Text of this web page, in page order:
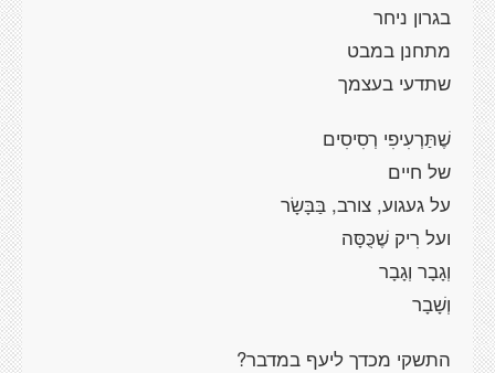
בגרון ניחר
מתחנן במבט
שתדעי בעצמך
שֶׁתַּרְעִיפִי רְסִיסִים
של חיים
על געגוע, צורב, בַּבָּשָׂר
ועל רִיק שֶׁכֻּסָּה
וְגָבָר וְגָבָר
וְשָׁבָר
התשקי מכדך ליעף במדבר?